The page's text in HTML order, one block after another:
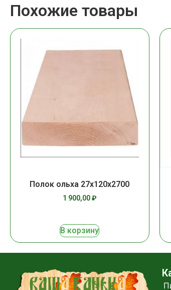
Похожие товары
Полок ольха 27х120х2700
1 900,00₽
В корзину